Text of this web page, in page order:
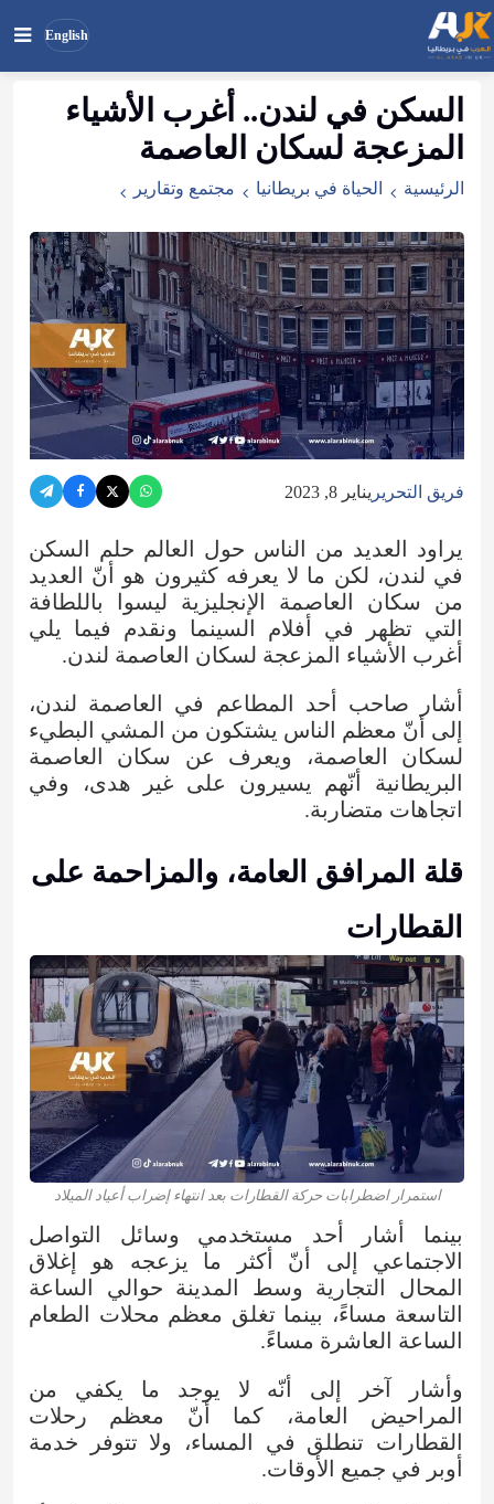
English
ابحث
الموقع
بحث
السكن في لندن.. أغرب الأشياء
المزعجة لسكان العاصمة
الرئيسية الحياة في بريطانيا مجتمع وتقارير
فريق التحرير يناير 8, 2023
يراود العديد من الناس حول العالم حلم السكن
في لندن، لكن ما لا يعرفه كثيرون هو أنّ العديد
من سكان العاصمة الإنجليزية ليسوا باللطافة
التي تظهر في أفلام السينما ونقدم فيما يلي
أغرب الأشياء المزعجة لسكان العاصمة لندن.
أشار صاحب أحد المطاعم في العاصمة لندن،
إلى أنّ معظم الناس يشتكون من المشي البطيء
لسكان العاصمة، ويعرف عن سكان العاصمة
البريطانية أنّهم يسيرون على غير هدى، وفي
اتجاهات متضاربة.
قلة المرافق العامة، والمزاحمة على
القطارات
استمرار اضطرابات حركة القطارات بعد انتهاء إضراب أعياد الميلاد
بينما أشار أحد مستخدمي وسائل التواصل
الاجتماعي إلى أنّ أكثر ما يزعجه هو إغلاق
المحال التجارية وسط المدينة حوالي الساعة
التاسعة مساءً، بينما تغلق معظم محلات الطعام
الساعة العاشرة مساءً.
وأشار آخر إلى أنّه لا يوجد ما يكفي من
المراحيض العامة، كما أنّ معظم رحلات
القطارات تنطلق في المساء، ولا تتوفر خدمة
أوبر في جميع الأوقات.